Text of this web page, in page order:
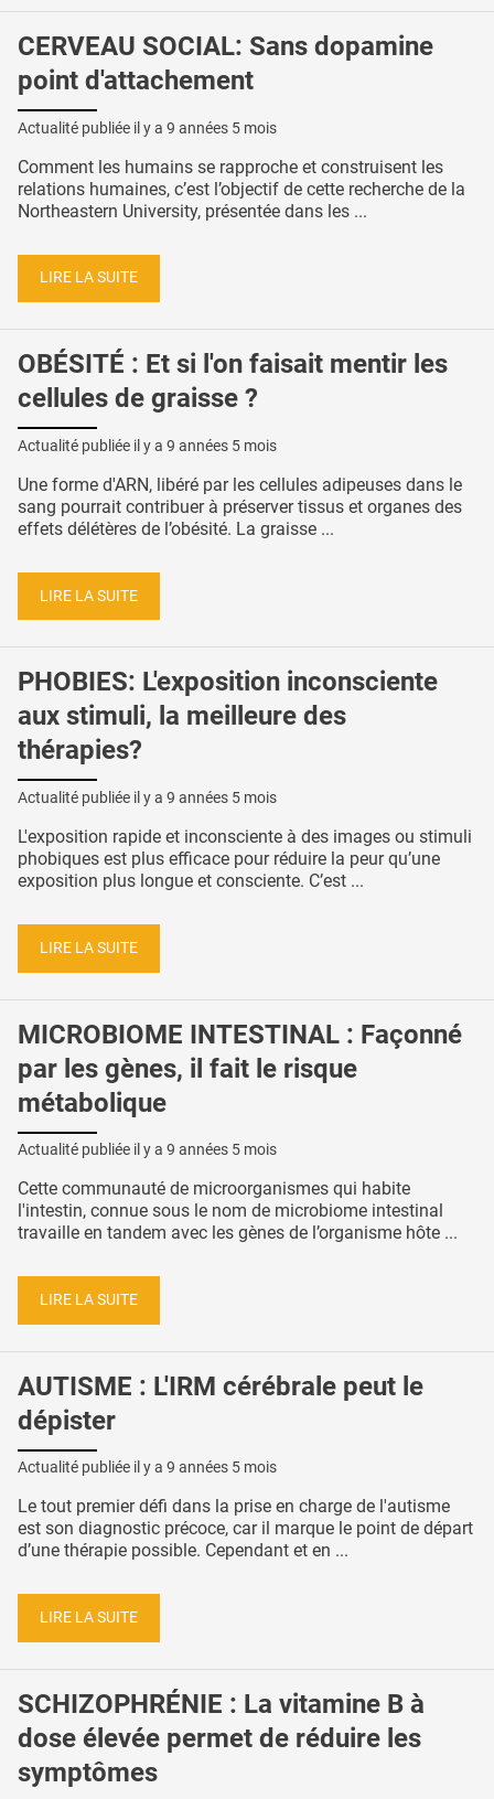
CERVEAU SOCIAL: Sans dopamine
point d'attachement
Actualité publiée il y a 9 années 5 mois
Comment les humains se rapproche et construisent les
relations humaines, c’est l’objectif de cette recherche de la
Northeastern University, présentée dans les ...
LIRE LA SUITE
OBÉSITÉ : Et si l'on faisait mentir les
cellules de graisse ?
Actualité publiée il y a 9 années 5 mois
Une forme d'ARN, libéré par les cellules adipeuses dans le
sang pourrait contribuer à préserver tissus et organes des
effets délétères de l’obésité. La graisse ...
LIRE LA SUITE
PHOBIES: L'exposition inconsciente
aux stimuli, la meilleure des
thérapies?
Actualité publiée il y a 9 années 5 mois
L'exposition rapide et inconsciente à des images ou stimuli
phobiques est plus efficace pour réduire la peur qu’une
exposition plus longue et consciente. C’est ...
LIRE LA SUITE
MICROBIOME INTESTINAL : Façonné
par les gènes, il fait le risque
métabolique
Actualité publiée il y a 9 années 5 mois
Cette communauté de microorganismes qui habite
l'intestin, connue sous le nom de microbiome intestinal
travaille en tandem avec les gènes de l’organisme hôte ...
LIRE LA SUITE
AUTISME : L'IRM cérébrale peut le
dépister
Actualité publiée il y a 9 années 5 mois
Le tout premier défi dans la prise en charge de l'autisme
est son diagnostic précoce, car il marque le point de départ
d’une thérapie possible. Cependant et en ...
LIRE LA SUITE
SCHIZOPHRÉNIE : La vitamine B à
dose élevée permet de réduire les
symptômes